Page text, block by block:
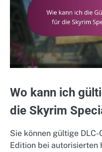
Wo kann ich
die Skyrim
Sie können gültige
Edition bei autorisierten